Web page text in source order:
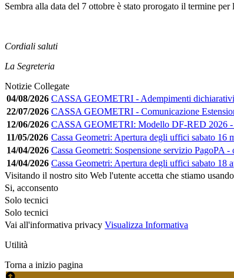
Sembra alla data del 7 ottobre è stato prorogato il termine
Cordiali saluti
La Segreteria
Notizie Collegate
04/08/2026 CASSA GEOMETRI - Adempimenti
22/07/2026 CASSA GEOMETRI - Comunicazione
12/06/2026 CASSA GEOMETRI: Modello DF-RED 2026 -
11/05/2026 Cassa Geometri: Apertura degli uffici sabato 16
14/04/2026 Cassa Geometri: Sospensione servizio PagoPA -
14/04/2026 Cassa Geometri: Apertura degli uffici sabato 18
Visitando il nostro sito Web l'utente accetta che stiamo
Si, acconsento
Solo tecnici
Solo tecnici
Vai all'informativa privacy Visualizza Informativa
Utilità
Torna a inizio pagina